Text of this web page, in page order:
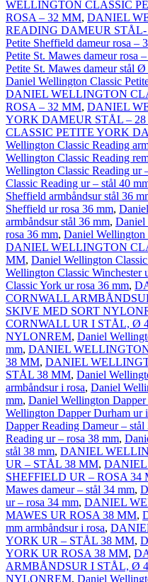
WELLINGTON CLASSIC
ROSA – 32 MM, DANIEL
READING DAMEUR
Petite Sheffield dameur rosa –
Petite St. Mawes dameur rosa
Petite St. Mawes dameur stål
Daniel Wellington Classic
DANIEL WELLINGTON
ROSA – 32 MM, DANIEL
YORK DAMEUR STÅL –
CLASSIC PETITE YORK
Wellington Classic Reading
Wellington Classic Reading
Wellington Classic Reading ur
Classic Reading ur – stål 40
Sheffield armbåndsur stål 36
Sheffield ur rosa 36 mm,
armbåndsur stål 36 mm, Daniel
rosa 36 mm, Daniel Wellington
DANIEL WELLINGTON
MM, Daniel Wellington
Wellington Classic Winchester
Classic York ur rosa 36 mm,
CORNWALL
SKIVE MED SORT
CORNWALL UR I STÅL, Ø
NYLONREM, Daniel
mm, DANIEL
38 MM, DANIEL
STÅL 38 MM, Daniel
armbåndsur i rosa, Daniel
mm, Daniel Wellington
Wellington Dapper Durham ur
Dapper Reading Dameur – stål
Reading ur – rosa 38 mm,
stål 38 mm, DANIEL
UR – STÅL 38 MM, DANIEL
SHEFFIELD UR – ROSA 34
Mawes dameur – stål 34 mm,
ur – rosa 34 mm, DANIEL
MAWES UR ROSA 38 MM,
mm armbåndsur i rosa,
YORK UR – STÅL 38 MM,
YORK UR ROSA 38 MM,
ARMBÅNDSUR I STÅL, Ø
NYLONREM, Daniel